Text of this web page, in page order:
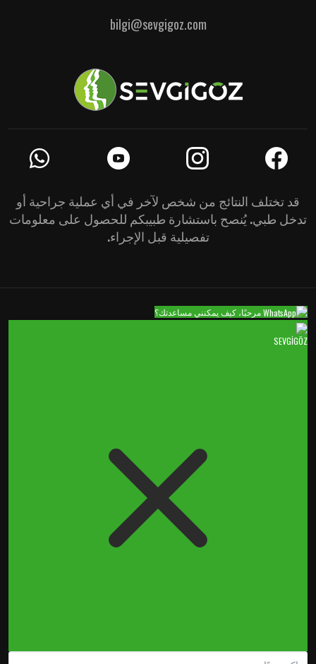
bilgi@sevgigoz.com
قد تختلف النتائج من شخص لآخر في أي عملية جراحية أو
تدخل طبي. يُنصح باستشارة طبيبكم للحصول على معلومات
تفصيلية قبل الإجراء.
مرحبًا، كيف يمكنني مساعدتك؟
SEVGİGÖZ